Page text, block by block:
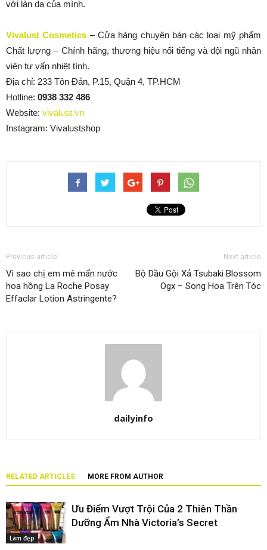
với làn da của mình.
Vivalust Cosmetics – Cửa hàng chuyên bán các loại mỹ phẩm
Chất lượng – Chính hãng, thương hiệu nổi tiếng và đội ngũ nhân
viên tư vấn nhiệt tình.
Địa chỉ: 233 Tôn Đản, P.15, Quận 4, TP.HCM
Hotline: 0938 332 486
Website: vivalust.vn
Instagram: Vivalustshop
Previous article
Vì sao chị em mê mẩn nước
hoa hồng La Roche Posay
Effaclar Lotion Astringente?
Next article
Bộ Dầu Gội Xả Tsubaki Blossom
Ogx – Song Hoa Trên Tóc
dailyinfo
RELATED ARTICLES MORE FROM AUTHOR
Làm đẹp
Ưu Điểm Vượt Trội Của 2 Thiên Thần
Dưỡng Ẩm Nhà Victoria’s Secret